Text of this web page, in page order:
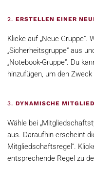
2. ERSTELLEN EINER
Klicke auf „Neue Gruppe“.
„Sicherheitsgruppe“ aus
„Notebook-Gruppe“. Du
hinzufügen, um den
3. DYNAMISCHE
Wähle bei
aus. Daraufhin erscheint
Mitgliedschaftsregel“.
entsprechende Regel zu